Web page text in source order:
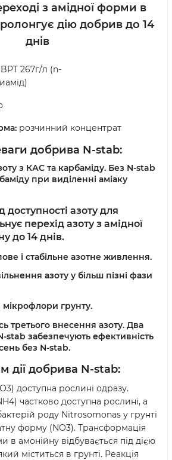
з амідної форми в
дію добрив до 14
днів
267г/л (n-
розчинний концентрат
добрива N-stab:
з КАС та карбаміду. Без N-stab
при виділенні аміаку
азоту для
перехід азоту з амідної
до 14 днів.
і стабільне азотне живлення.
азоту у більш пізні фази
грунту.
третього внесення азоту. Два
stab забезпечують ефективність
без N-stab.
дії добрива N-stab:
доступна рослині одразу.
частково доступна рослині, а
роду Nitrosomonas у грунті
форму (NО3). Трансформація
в амонійну відбувається під дією
міститься в грунті. Реакція